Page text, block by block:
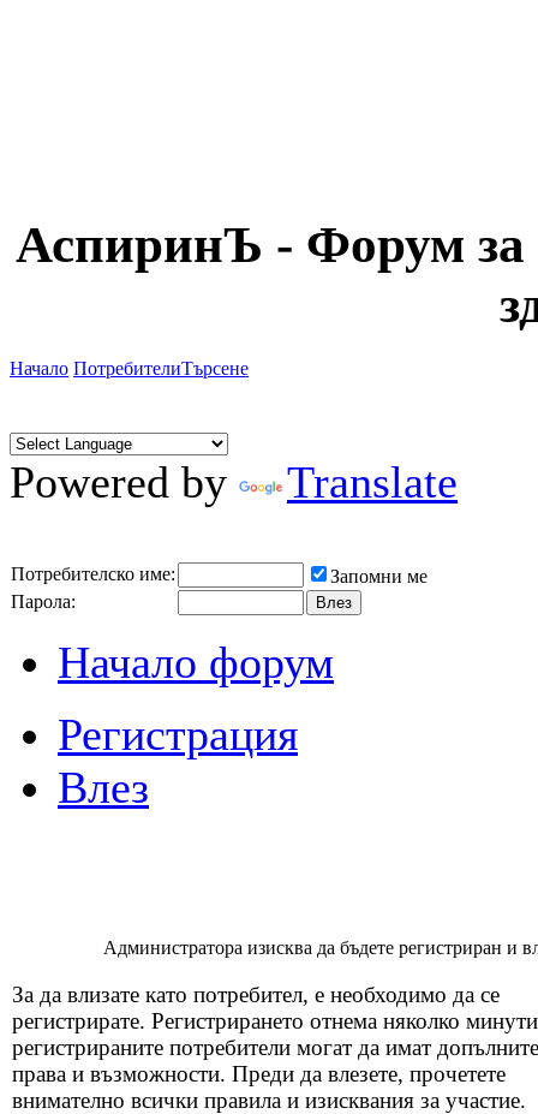
АспиринЪ - Форум за
Начало ПотребителиТърсене
Powered by Translate
Потребителско име:
Запомни ме
Парола:
Начало форум
Регистрация
Влез
Администратора изисква да бъдете регистриран и
За да влизате като потребител, е необходимо да се
регистрирате. Регистрирането отнема няколко
регистрираните потребители могат да имат
права и възможности. Преди да влезете, прочетете
внимателно всички правила и изисквания за участие.